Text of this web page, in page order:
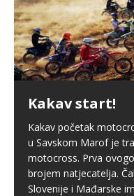
Kakav start!
Kakav početak
u Savskom Marof je
motocross. Prva
brojem natjecatelja.
Slovenije i Mađarske